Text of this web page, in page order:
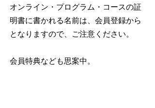
オンライン・プログラム・コースの証
明書に書かれる名前は、会員登録から
となりますので、ご注意ください。
​会員特典なども思案中。